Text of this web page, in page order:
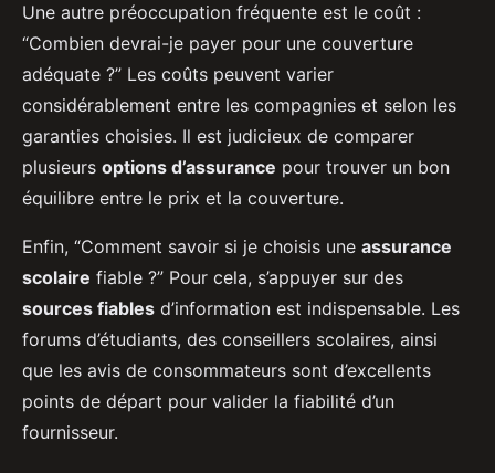
Une autre préoccupation fréquente est le coût :
“Combien devrai-je payer pour une couverture
adéquate ?” Les coûts peuvent varier
considérablement entre les compagnies et selon les
garanties choisies. Il est judicieux de comparer
plusieurs options d’assurance pour trouver un bon
équilibre entre le prix et la couverture.
Enfin, “Comment savoir si je choisis une assurance
scolaire fiable ?” Pour cela, s’appuyer sur des
sources fiables d’information est indispensable. Les
forums d’étudiants, des conseillers scolaires, ainsi
que les avis de consommateurs sont d’excellents
points de départ pour valider la fiabilité d’un
fournisseur.